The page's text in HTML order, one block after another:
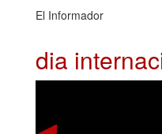
El Informador
dia